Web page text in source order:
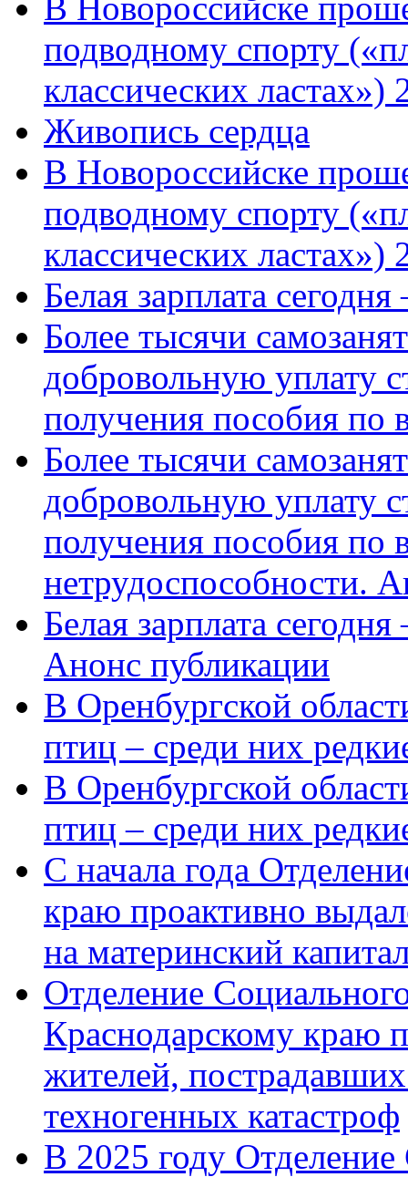
подводному спорту
классических
Живопись сердца
В Новороссийске
подводному спорту
классических ластах»)
Белая зарплата
Более тысячи
добровольную уплату
получения пособия по
Более тысячи
добровольную уплату
получения пособия по
нетрудоспособности.
Белая зарплата
Анонс публикации
В Оренбургской
птиц – среди них
В Оренбургской
птиц – среди них
С начала года
краю проактивно
на материнский
Отделение
Краснодарскому краю
жителей,
техногенных катастроф
В 2025 году